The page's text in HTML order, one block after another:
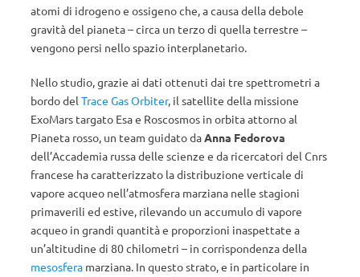
atomi di idrogeno e ossigeno che, a causa della debole
gravità del pianeta – circa un terzo di quella terrestre –
vengono persi nello spazio interplanetario.
Nello studio, grazie ai dati ottenuti dai tre spettrometri a
bordo del Trace Gas Orbiter, il satellite della missione
ExoMars targato Esa e Roscosmos in orbita attorno al
Pianeta rosso, un team guidato daAnna Fedorova
dell’Accademia russa delle scienze e da ricercatori del Cnrs
francese ha caratterizzato la distribuzione verticale di
vapore acqueo nell’atmosfera marziana nelle stagioni
primaverili ed estive, rilevando un accumulo di vapore
acqueo in grandi quantità e proporzioni inaspettate a
un’altitudine di 80 chilometri – in corrispondenza della
mesosfera marziana. In questo strato, e in particolare in